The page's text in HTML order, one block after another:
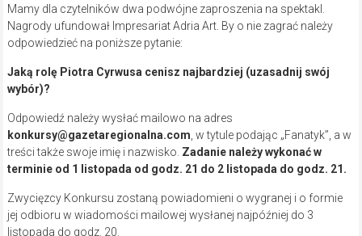
Mamy dla czytelników dwa podwójne zaproszenia na spektakl.
Nagrody ufundował Impresariat Adria Art. By o nie zagrać należy
odpowiedzieć na poniższe pytanie:
Jaką rolę Piotra Cyrwusa cenisz najbardziej (uzasadnij swój
wybór)?
Odpowiedź należy wysłać mailowo na adres
konkursy@gazetaregionalna.com , w tytule podając „Fanatyk”, a w
treści także swoje imię i nazwisko. Zadanie należy wykonać w
terminie od 1 listopada od godz. 21 do 2 listopada do godz. 21.
Zwycięzcy Konkursu zostaną powiadomieni o wygranej i o formie
jej odbioru w wiadomości mailowej wysłanej najpóźniej do 3
listopada do godz. 20.